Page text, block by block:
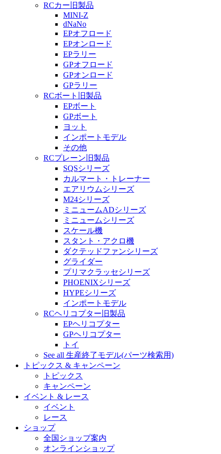
RCカー旧製品
MINI-Z
dNaNo
EPオフロード
EPオンロード
EPラリー
GPオフロード
GPオンロード
GPラリー
RCボート旧製品
EPボート
GPボート
ヨット
インポートモデル
その他
RCプレーン旧製品
SQSシリーズ
カルマート・トレーナー
エアリウムシリーズ
M24シリーズ
ミニュームADシリーズ
ミニュームシリーズ
スケール機
スタント・アクロ機
ダクテッドファンシリーズ
グライダー
プリマクラッセシリーズ
PHOENIXシリーズ
HYPEシリーズ
インポートモデル
RCヘリコプター旧製品
EPヘリコプター
GPヘリコプター
トイ
See all 生産終了モデル(パーツ検索用)
トピックス & キャンペーン
トピックス
キャンペーン
イベント & レース
イベント
レース
ショップ
全国ショップ案内
オンラインショップ